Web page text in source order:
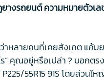
างรถยนต์ ความหมายตัวเ
าหลายคนที่เคยสังเกต แก้
ร” คุณอยู่หรือเปล่า ? บอกต
P225/55R15 91S โดยส่วน